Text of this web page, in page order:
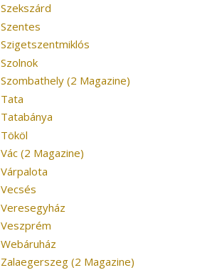
Szekszárd
Szentes
Szigetszentmiklós
Szolnok
Szombathely (2 Magazine)
Tata
Tatabánya
Tököl
Vác (2 Magazine)
Várpalota
Vecsés
Veresegyház
Veszprém
Webáruház
Zalaegerszeg (2 Magazine)